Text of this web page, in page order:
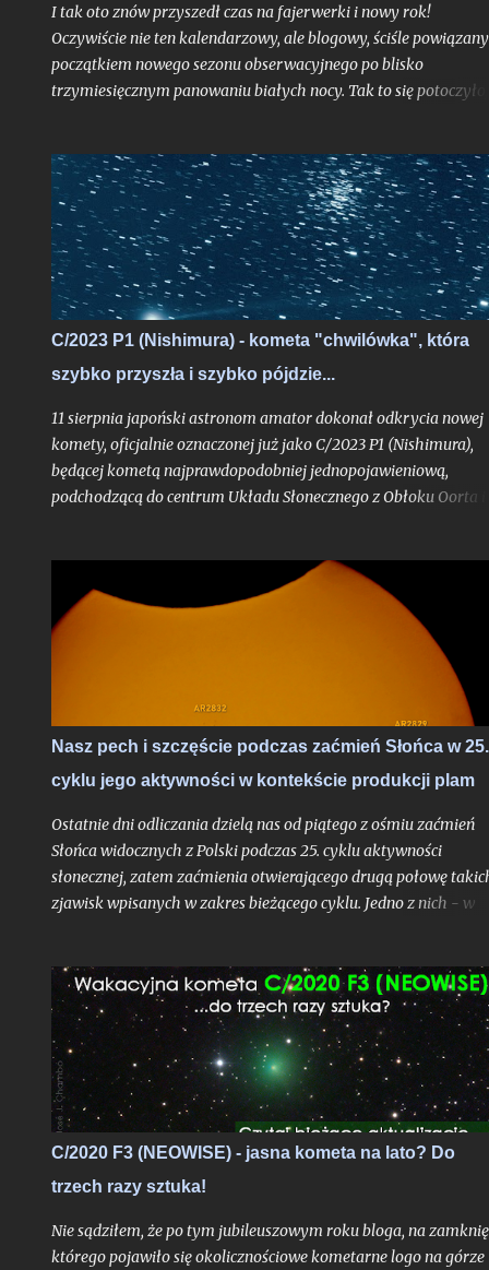
I tak oto znów przyszedł czas na fajerwerki i nowy rok!
Oczywiście nie ten kalendarzowy, ale blogowy, ściśle
początkiem nowego sezonu obserwacyjnego po blisko
trzymiesięcznym panowaniu białych nocy. Tak to się
Ziemia niedługo po aphelium i maksymalnym dystansie od
Słońca w ciągu roku, zamyka swoje kolejne, już siedemnaste,
okrążenie wokół naszej Dziennej Gwiazdy odkąd w
nieskończonych czeluściach Internetu otrzymaliście pierwszy,
niepozorny wpis, dający początek temu blogowi. Z punktu
widzenia cyklu życia gwiazd ciągu głównego jak właśnie
bohater tutejszych wpisów oddalony od nas o 8 minut
- to praktycznie niezauważalne mrugnięcie oka. Ale w realiach
cyfrowych?
C/2023 P1 (Nishimura) - kometa "chwilówka", która
szybko przyszła i szybko pójdzie...
11 sierpnia japoński astronom amator dokonał odkrycia nowej
komety, oficjalnie oznaczonej już jako C/2023 P1 (Nishimura),
będącej kometą najprawdopodobniej jednopojawieniową,
podchodzącą do centrum Układu Słonecznego z Obłoku Oorta i
odkrycia był bardzo jasny jak na kometę, mając blask rzędu
mag.
Nasz pech i szczęście podczas zaćmień Słońca w 25.
cyklu jego aktywności w kontekście produkcji plam
Ostatnie dni odliczania dzielą nas od piątego z ośmiu zaćmień
Słońca widocznych z Polski podczas 25. cyklu aktywności
słonecznej, zatem zaćmienia otwierającego drugą połowę
zjawisk wpisanych w zakres bieżącego cyklu. Jedno z nich - w
skoro przynajmniej garstka Polaków mogła je ujrzeć nie
się ze swojego miejsca zamieszkania to nie ma podstaw by je w
statystyce pominąć. Rok 2020 był czasem, gdy obecny cykl
słoneczny klasyfikowany od grudnia 2019 roku, dopiero
raczkował. Trudno było więc oczekiwać aby tarcza Słońca była
już urozmaicona jakimikolwiek plamami mogącymi
nam widoki i fotografie zaćmienia, jakkolwiek pomijalne by
nie było. Liczba Wolfa była wówczas wyzerowana.
C/2020 F3 (NEOWISE) - jasna kometa na lato? Do
trzech razy sztuka!
Nie sądziłem, że po tym jubileuszowym roku bloga, na
którego pojawiło się okolicznościowe kometarne logo na górze